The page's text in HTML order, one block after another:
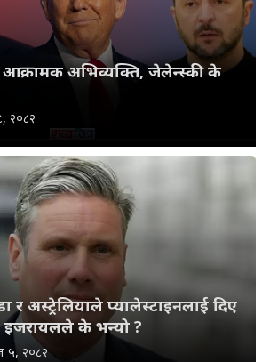
आक्रामक अभिव्यक्ति, जेलेन्स्की के
२०८२
र अस्ट्रेलियाले प्यालेस्टाइनलाई दिए
इजरायलले के भन्यो ?
५, २०८२